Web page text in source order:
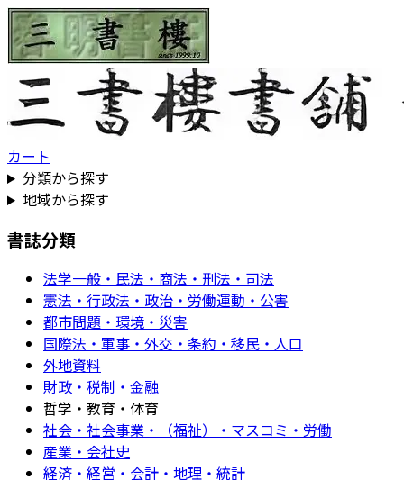
カート
分類から探す
地域から探す
書誌分類
法学一般・民法・商法・刑法・司法
憲法・行政法・政治・労働運動・公害
都市問題・環境・災害
国際法・軍事・外交・条約・移民・人口
外地資料
財政・税制・金融
哲学・教育・体育
社会・社会事業・（福祉）・マスコミ・労働
産業・会社史
経済・経営・会計・地理・統計